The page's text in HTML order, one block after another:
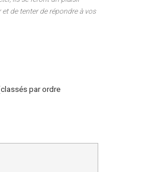
et de tenter de répondre à vos
par ordre